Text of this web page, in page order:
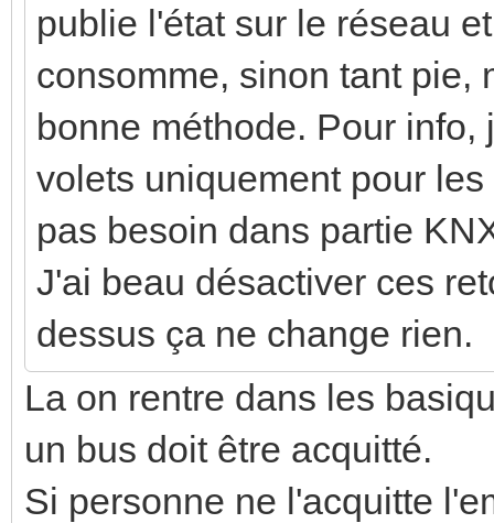
publie l'état sur le réseau
consomme, sinon tant pie,
bonne méthode. Pour
volets uniquement pour
pas besoin dans partie
J'ai beau désactiver ces
dessus ça ne change rien.
La on rentre dans les
un bus doit être acquitté.
Si personne ne l'acquitte